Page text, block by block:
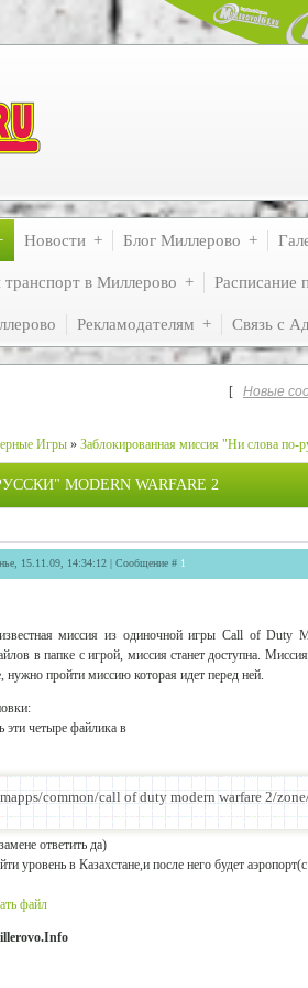
Новости Блог Миллерово
в Миллерово Расписание
Рекламодателям Связь с
[ Новые
Игры » Заблокированная миссия "Ни слова по-
MODERN WARFARE 2
15.11.09, 14:34:12 | Сообщение # 1
миссия из одиночной игры Call of Duty
в папке с игрой, миссия станет доступна.
нужно пройти миссию которая идет перед ней.
эти четыре файлика в
common/call of duty modern warfare 2/
ответить да)
уровень в Казахстане,и после него будет
файл